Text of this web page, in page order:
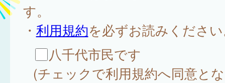
す。
・ 利用規約を必ずお読みくださ
八千代市民です
(チェックで利用規約へ同意と